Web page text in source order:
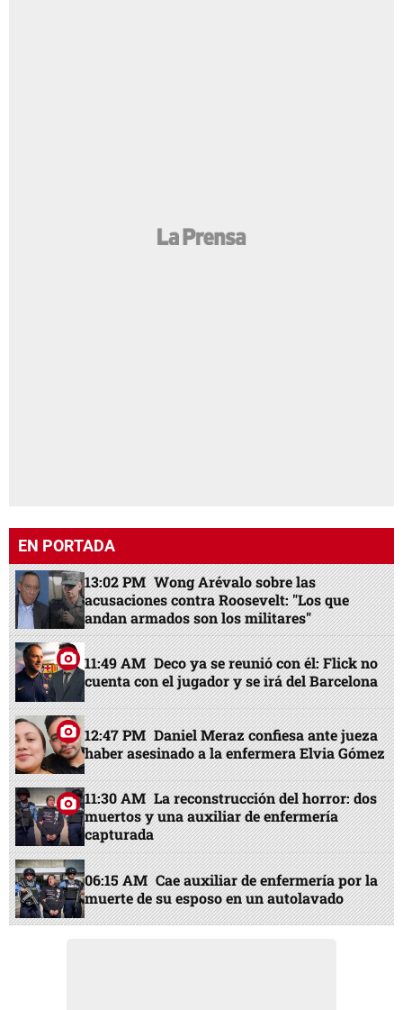
EN PORTADA
13:02 PM Wong Arévalo sobre las
acusaciones contra Roosevelt: "Los que
andan armados son los militares"
11:49 AM Deco ya se reunió con él: Flick no
cuenta con el jugador y se irá del Barcelona
12:47 PM Daniel Meraz confiesa ante jueza
haber asesinado a la enfermera Elvia Gómez
11:30 AM La reconstrucción del horror: dos
muertos y una auxiliar de enfermería
capturada
06:15 AM Cae auxiliar de enfermería por la
muerte de su esposo en un autolavado